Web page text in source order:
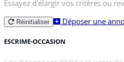
Essayez d'élargir vos critères ou
Réinitialiser Déposer une
ESCRIME-OCCASION